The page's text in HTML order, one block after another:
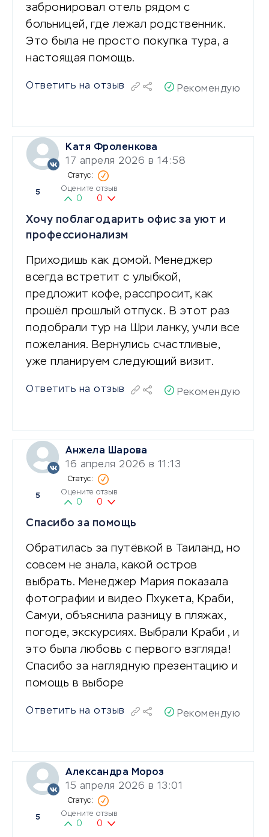
забронировал отель рядом с
больницей, где лежал родственник.
Это была не просто покупка тура, а
настоящая помощь.
Ответить на отзыв Рекомендую
Катя Фроленкова
17 апреля 2026 в 14:58
5 Оцените отзыв
0 0
Хочу поблагодарить офис за уют и
профессионализм
Приходишь как домой. Менеджер
всегда встретит с улыбкой,
предложит кофе, расспросит, как
прошёл прошлый отпуск. В этот раз
подобрали тур на Шри ланку, учли все
пожелания. Вернулись счастливые,
уже планируем следующий визит.
Ответить на отзыв Рекомендую
Анжела Шарова
16 апреля 2026 в 11:13
5 Оцените отзыв
0 0
Спасибо за помощь
Обратилась за путёвкой в Таиланд, но
совсем не знала, какой остров
выбрать. Менеджер Мария показала
фотографии и видео Пхукета, Краби,
Самуи, объяснила разницу в пляжах,
погоде, экскурсиях. Выбрали Краби , и
это была любовь с первого взгляда!
Спасибо за наглядную презентацию и
помощь в выборе
Ответить на отзыв Рекомендую
Александра Мороз
15 апреля 2026 в 13:01
5 Оцените отзыв
0 0